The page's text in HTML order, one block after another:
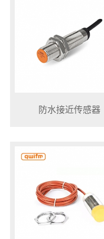
防水接近传感器